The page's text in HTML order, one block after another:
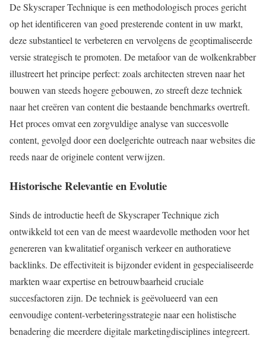
De Skyscraper Technique is een methodologisch proces gericht
op het identificeren van goed presterende content in uw markt,
deze substantieel te verbeteren en vervolgens de geoptimaliseerde
versie strategisch te promoten. De metafoor van de wolkenkrabber
illustreert het principe perfect: zoals architecten streven naar het
bouwen van steeds hogere gebouwen, zo streeft deze techniek
naar het creëren van content die bestaande benchmarks overtreft.
Het proces omvat een zorgvuldige analyse van succesvolle
content, gevolgd door een doelgerichte outreach naar websites die
reeds naar de originele content verwijzen.
Historische Relevantie en Evolutie
Sinds de introductie heeft de Skyscraper Technique zich
ontwikkeld tot een van de meest waardevolle methoden voor het
genereren van kwalitatief organisch verkeer en authoratieve
backlinks. De effectiviteit is bijzonder evident in gespecialiseerde
markten waar expertise en betrouwbaarheid cruciale
succesfactoren zijn. De techniek is geëvolueerd van een
eenvoudige content-verbeteringsstrategie naar een holistische
benadering die meerdere digitale marketingdisciplines integreert.